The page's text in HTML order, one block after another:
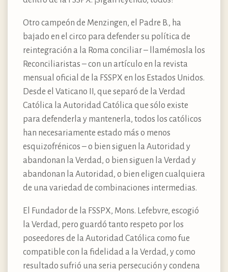
Otro campeón de Menzingen, el Padre B., ha
bajado en el circo para defender su política de
reintegración a la Roma conciliar – llamémosla los
Reconciliaristas – con un artículo en la revista
mensual oficial de la FSSPX en los Estados Unidos.
Desde el Vaticano II, que separó de la Verdad
Católica la Autoridad Católica que sólo existe
para defenderla y mantenerla, todos los católicos
han necesariamente estado más o menos
esquizofrénicos – o bien siguen la Autoridad y
abandonan la Verdad, o bien siguen la Verdad y
abandonan la Autoridad, o bien eligen cualquiera
de una variedad de combinaciones intermedias.
El Fundador de la FSSPX, Mons. Lefebvre, escogió
la Verdad, pero guardó tanto respeto por los
poseedores de la Autoridad Católica como fue
compatible con la fidelidad a la Verdad, y como
resultado sufrió una seria persecución y condena